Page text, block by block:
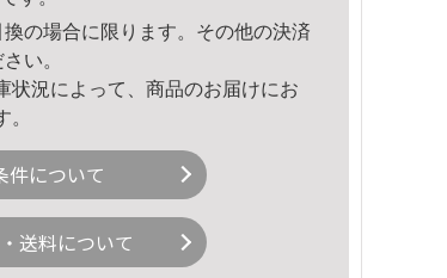
の場合に限ります。その他の決済
い。
況によって、商品のお届けにお
件について
送料について